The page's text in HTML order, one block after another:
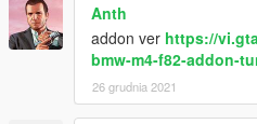
Anth
addon ver https://
bmw-m4-f82-addon-
26 grudnia 2021